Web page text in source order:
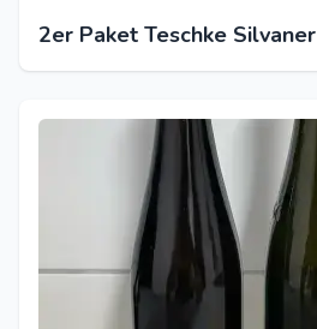
2er Paket Teschke Silvaner